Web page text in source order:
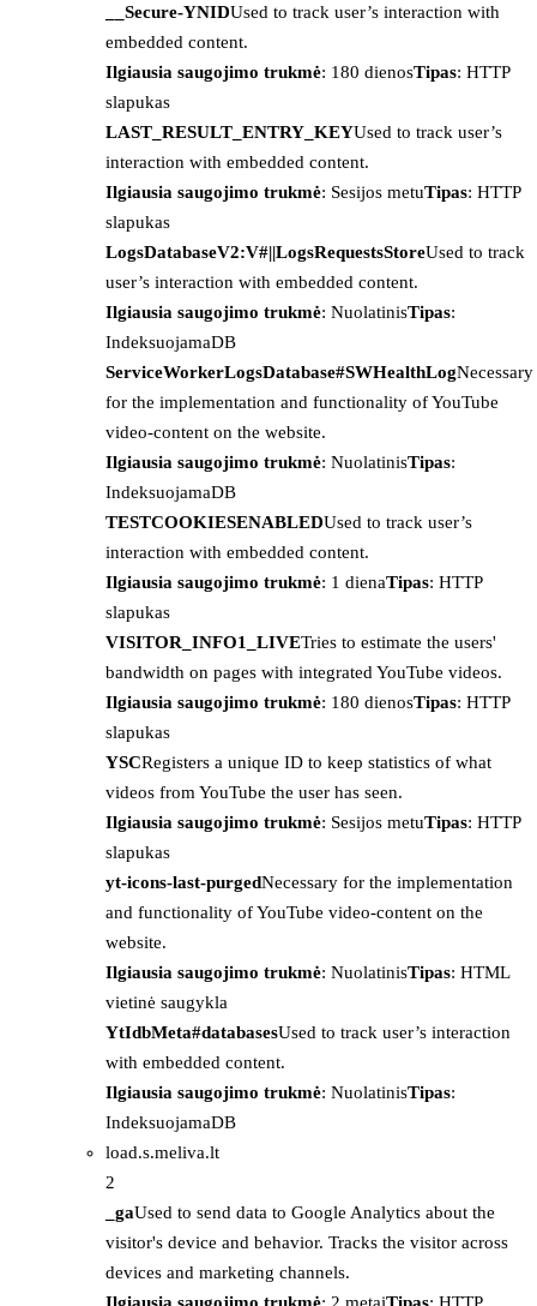
__Secure-YNIDUsed to track user’s interaction with
embedded content.
Ilgiausia saugojimo trukmė: 180 dienosTipas: HTTP
slapukas
LAST_RESULT_ENTRY_KEYUsed to track user’s
interaction with embedded content.
Ilgiausia saugojimo trukmė: Sesijos metuTipas: HTTP
slapukas
LogsDatabaseV2:V#||LogsRequestsStoreUsed to track
user’s interaction with embedded content.
Ilgiausia saugojimo trukmė: NuolatinisTipas:
IndeksuojamaDB
ServiceWorkerLogsDatabase#SWHealthLogNecessary
for the implementation and functionality of YouTube
video-content on the website.
Ilgiausia saugojimo trukmė: NuolatinisTipas:
IndeksuojamaDB
TESTCOOKIESENABLEDUsed to track user’s
interaction with embedded content.
Ilgiausia saugojimo trukmė: 1 dienaTipas: HTTP
slapukas
VISITOR_INFO1_LIVETries to estimate the users'
bandwidth on pages with integrated YouTube videos.
Ilgiausia saugojimo trukmė: 180 dienosTipas: HTTP
slapukas
YSCRegisters a unique ID to keep statistics of what
videos from YouTube the user has seen.
Ilgiausia saugojimo trukmė: Sesijos metuTipas: HTTP
slapukas
yt-icons-last-purgedNecessary for the implementation
and functionality of YouTube video-content on the
website.
Ilgiausia saugojimo trukmė: NuolatinisTipas: HTML
vietinė saugykla
YtIdbMeta#databasesUsed to track user’s interaction
with embedded content.
Ilgiausia saugojimo trukmė: NuolatinisTipas:
IndeksuojamaDB
load.s.meliva.lt
2
_gaUsed to send data to Google Analytics about the
visitor's device and behavior. Tracks the visitor across
devices and marketing channels.
Ilgiausia saugojimo trukmė: 2 metaiTipas: HTTP